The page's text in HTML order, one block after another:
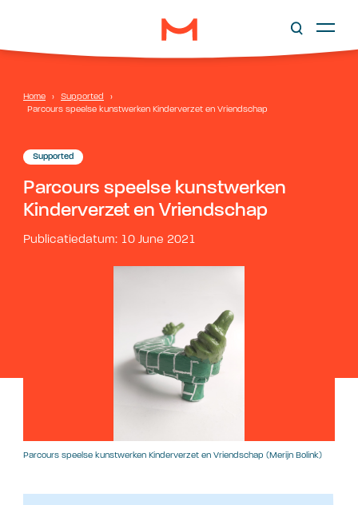
Home › Supported
›
Parcours speelse kunstwerken Kinderverzet en Vriendschap
Supported
Parcours speelse kunstwerken
Kinderverzet en Vriendschap
Publicatiedatum: 10 June 2021
Parcours speelse kunstwerken Kinderverzet en Vriendschap (Merijn Bolink)